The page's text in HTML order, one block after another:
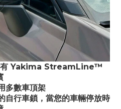
有 Yakima StreamLine™
多數車頂架
自行車鎖，當您的車輛停放時